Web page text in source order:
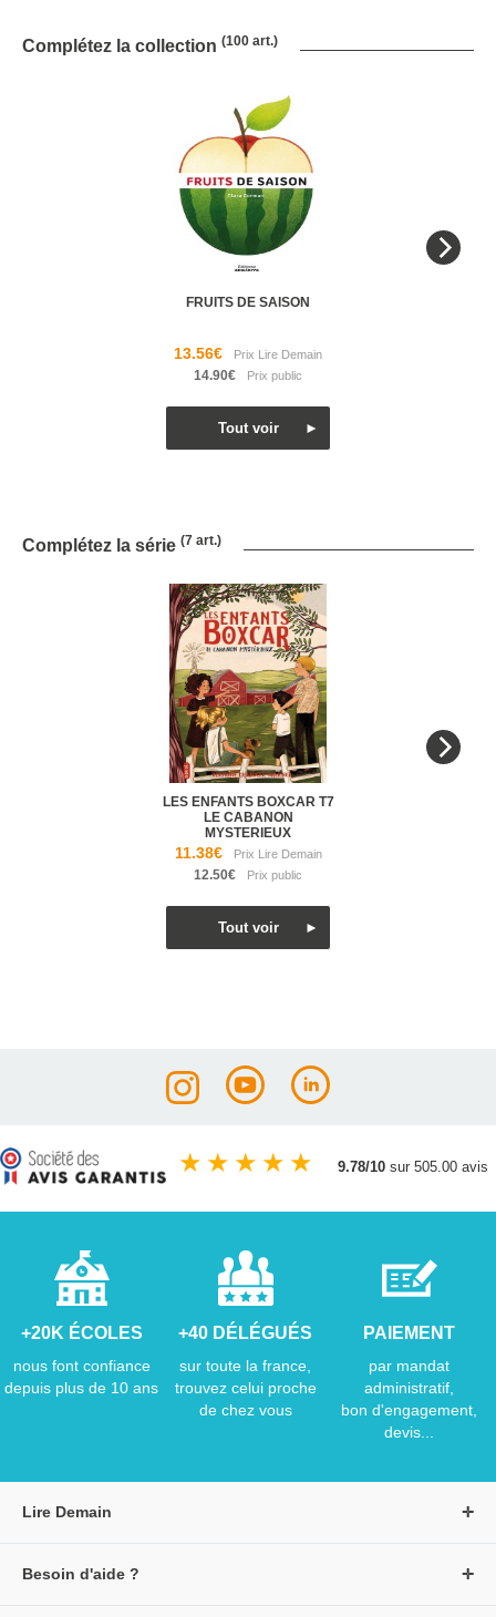
Complétez la collection (100 art.)
FRUITS DE SAISON
13.56€
14.90€
Complétez la série (7 art.)
LES ENFANTS BOXCAR T7
LE CABANON
MYSTERIEUX
11.38€
12.50€
★ ★ ★ ★ ★ 9.78/10 sur 505.00 avis
+20K ÉCOLES
nous font confiance
depuis plus de 10 ans
+40 DÉLÉGUÉS
sur toute la france,
trouvez celui proche
de chez vous
PAIEMENT
par mandat
administratif,
bon d'engagement,
devis...
Lire Demain
Besoin d'aide ?